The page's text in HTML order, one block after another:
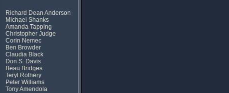
Richard Dean Anderson
Michael Shanks
Amanda Tapping
Christopher Judge
Corin Nemec
Ben Browder
Claudia Black
Don S. Davis
Beau Bridges
Teryl Rothery
Peter Williams
Tony Amendola